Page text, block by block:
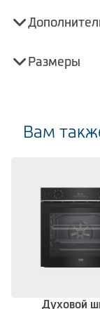
Размеры
Вам
Духовой